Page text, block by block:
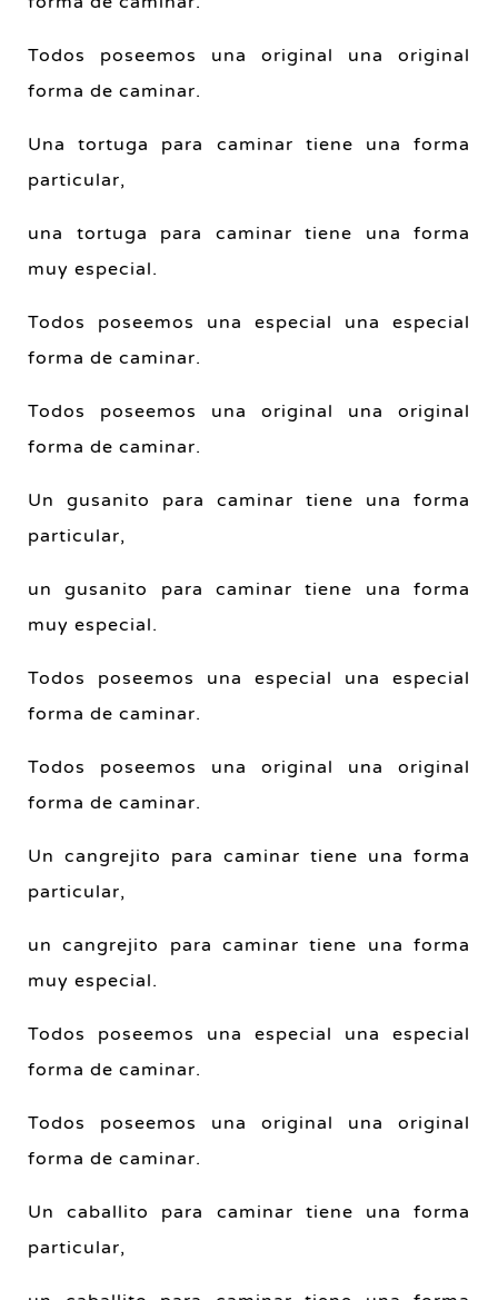
Todos poseemos una original una original
forma de caminar.
Una tortuga para caminar tiene una forma
particular,
una tortuga para caminar tiene una forma
muy especial.
Todos poseemos una especial una especial
forma de caminar.
Todos poseemos una original una original
forma de caminar.
Un gusanito para caminar tiene una forma
particular,
un gusanito para caminar tiene una forma
muy especial.
Todos poseemos una especial una especial
forma de caminar.
Todos poseemos una original una original
forma de caminar.
Un cangrejito para caminar tiene una forma
particular,
un cangrejito para caminar tiene una forma
muy especial.
Todos poseemos una especial una especial
forma de caminar.
Todos poseemos una original una original
forma de caminar.
Un caballito para caminar tiene una forma
particular,